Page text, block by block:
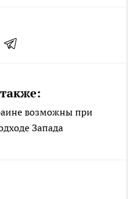
возможны при
Запада